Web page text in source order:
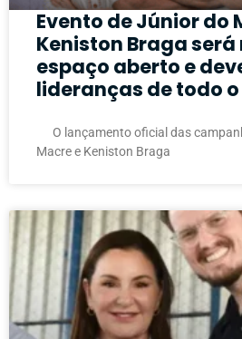
Evento de Júnior do
Keniston Braga
espaço aberto e
lideranças de todo o
O lançamento oficial das
Macre e Keniston Braga